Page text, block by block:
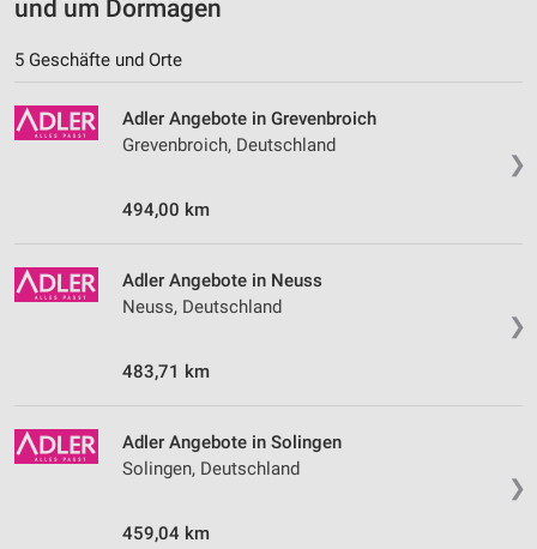
und um Dormagen
5 Geschäfte und Orte
❯
Adler Angebote in Grevenbroich
Grevenbroich, Deutschland
494,00 km
❯
Adler Angebote in Neuss
Neuss, Deutschland
483,71 km
❯
Adler Angebote in Solingen
Solingen, Deutschland
459,04 km